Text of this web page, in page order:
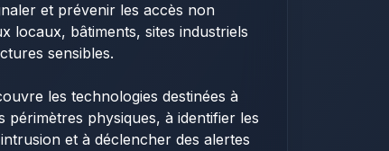
et prévenir les accès non
locaux, bâtiments, sites industriels
sensibles.
les technologies destinées à
périmètres physiques, à identifier les
et à déclencher des alertes